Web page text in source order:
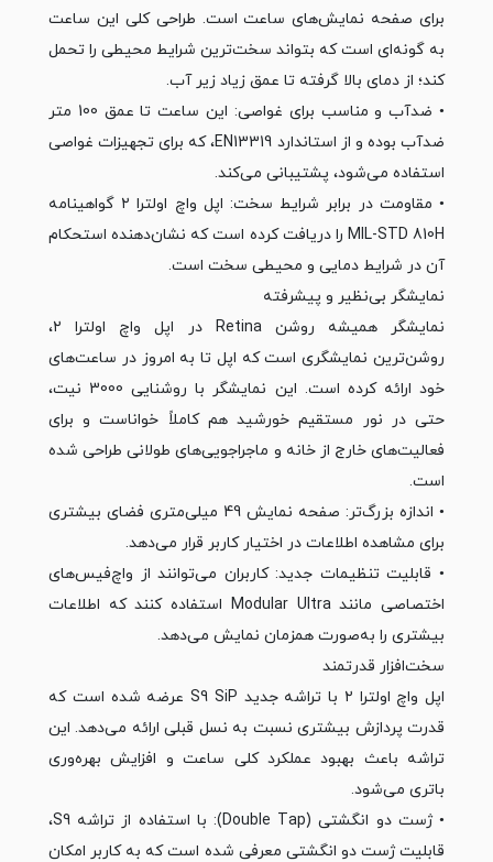
برای صفحه نمایش‌های ساعت است. طراحی کلی این ساعت
به گونه‌ای است که بتواند سخت‌ترین شرایط محیطی را تحمل
کند؛ از دمای بالا گرفته تا عمق زیاد زیر آب.
• ضدآب و مناسب برای غواصی: این ساعت تا عمق 100 متر
ضدآب بوده و از استاندارد EN13319، که برای تجهیزات غواصی
استفاده می‌شود، پشتیبانی می‌کند.
• مقاومت در برابر شرایط سخت: اپل واچ اولترا ۲ گواهینامه
MIL-STD 810H را دریافت کرده است که نشان‌دهنده استحکام
آن در شرایط دمایی و محیطی سخت است.
نمایشگر بی‌نظیر و پیشرفته
نمایشگر همیشه روشن Retina در اپل واچ اولترا ۲،
روشن‌ترین نمایشگری است که اپل تا به امروز در ساعت‌های
خود ارائه کرده است. این نمایشگر با روشنایی 3000 نیت،
حتی در نور مستقیم خورشید هم کاملاً خواناست و برای
فعالیت‌های خارج از خانه و ماجراجویی‌های طولانی طراحی شده
است.
• اندازه بزرگ‌تر: صفحه نمایش 49 میلی‌متری فضای بیشتری
برای مشاهده اطلاعات در اختیار کاربر قرار می‌دهد.
• قابلیت تنظیمات جدید: کاربران می‌توانند از واچ‌فیس‌های
اختصاصی مانند Modular Ultra استفاده کنند که اطلاعات
بیشتری را به‌صورت همزمان نمایش می‌دهد.
سخت‌افزار قدرتمند
اپل واچ اولترا ۲ با تراشه جدید S9 SiP عرضه شده است که
قدرت پردازش بیشتری نسبت به نسل قبلی ارائه می‌دهد. این
تراشه باعث بهبود عملکرد کلی ساعت و افزایش بهره‌وری
باتری می‌شود.
• ژست دو انگشتی (Double Tap): با استفاده از تراشه S9،
قابلیت ژست دو انگشتی معرفی شده است که به کاربر امکان